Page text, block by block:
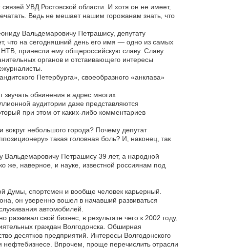
УВД Ростовской области. И хотя он не имеет,
Ведь не мешает нашим горожанам знать, что
Вальдемаровичу Петрашису, депутату
что на сегодняшний день его имя — одно из самых
принесли ему общероссийскую славу. Славу
органов и отстаивающего интересы
Петербурга», своеобразного «анклава»
обвинения в адрес многих
аудитории даже представляются
при этом от каких-либо комментариев
вокруг небольшого города? Почему депутат
такая головная боль? И, наконец, так
Вальдемаровичу Петрашису 39 лет, а народной
же, наверное, и науке, известной россиянам под
Думы, спортсмен и вообще человек карьерный.
он уверенно вошел в начавший развиваться
автомобилей.
свой бизнес, в результате чего к 2002 году,
граждан Волгодонска. Обширная
десятков предприятий. Интересы Волгодонского
нефтебизнесе. Впрочем, проще перечислить отрасли